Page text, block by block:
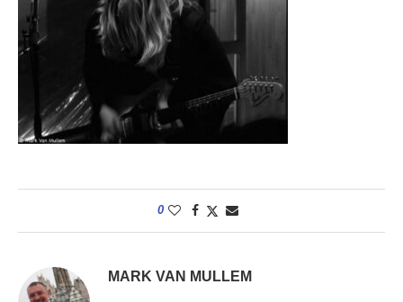
0
MARK VAN MULLEM